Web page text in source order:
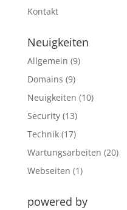
Kontakt
Neuigkeiten
Allgemein (9)
Domains (9)
Neuigkeiten (10)
Security(13)
Technik(17)
Wartungsarbeiten (20)
Webseiten (1)
powered by